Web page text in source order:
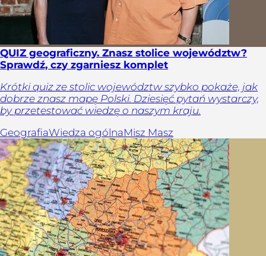
QUIZ geograficzny. Znasz stolice województw?
Sprawdź, czy zgarniesz komplet
Krótki quiz ze stolic województw szybko pokaże, jak
dobrze znasz mapę Polski. Dziesięć pytań wystarczy,
by przetestować wiedzę o naszym kraju.
GeografiaWiedza ogólnaMisz Masz